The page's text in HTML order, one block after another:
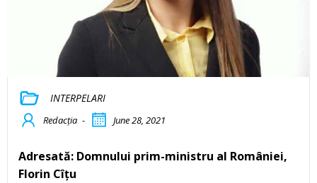
INTERPELARI
Redacția - June 28, 2021
Adresată: Domnului prim-ministru al României,
Florin Cîțu